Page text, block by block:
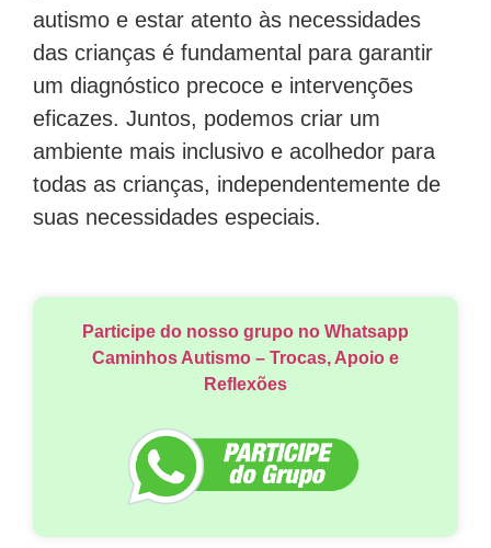
autismo e estar atento às necessidades
das crianças é fundamental para garantir
um diagnóstico precoce e intervenções
eficazes. Juntos, podemos criar um
ambiente mais inclusivo e acolhedor para
todas as crianças, independentemente de
suas necessidades especiais.
Participe do nosso grupo no Whatsapp
Caminhos Autismo – Trocas, Apoio e
Reflexões